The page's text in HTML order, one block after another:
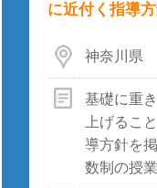
に近付く指導
神奈川県
基礎に重
上げるこ
導方針を
数制の授